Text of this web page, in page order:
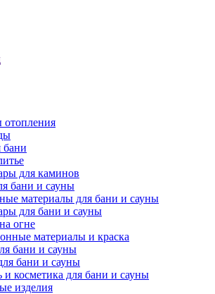
бани
для каминов
бани и сауны
материалы для бани и сауны
для бани и сауны
огне
материалы и краска
бани и сауны
бани и сауны
и косметика для бани и сауны
изделия